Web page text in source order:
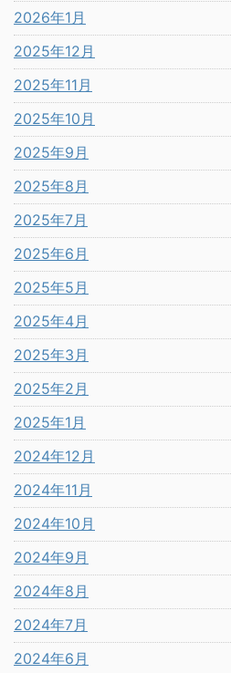
2026年1月
2025年12月
2025年11月
2025年10月
2025年9月
2025年8月
2025年7月
2025年6月
2025年5月
2025年4月
2025年3月
2025年2月
2025年1月
2024年12月
2024年11月
2024年10月
2024年9月
2024年8月
2024年7月
2024年6月